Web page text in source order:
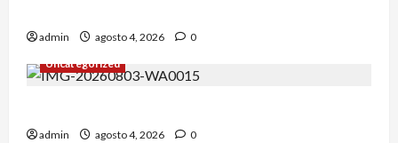
admin agosto 4, 2026
0
Uncategorized
admin agosto 4, 2026
0